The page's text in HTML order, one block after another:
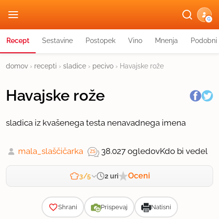
G
Recept Sestavine Postopek Vino Mnenja
domov › recepti › sladice › pecivo › Havajske rože
Havajske rože
sladica iz kvašenega testa nenavadnega imena
mala_slaščičarka 38.027 ogledovKdo bi vedel
3/5 2 uri Oceni
Shrani Prispevaj Natisni